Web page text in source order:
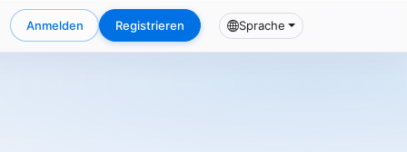
Anmelden Registrieren Sprache